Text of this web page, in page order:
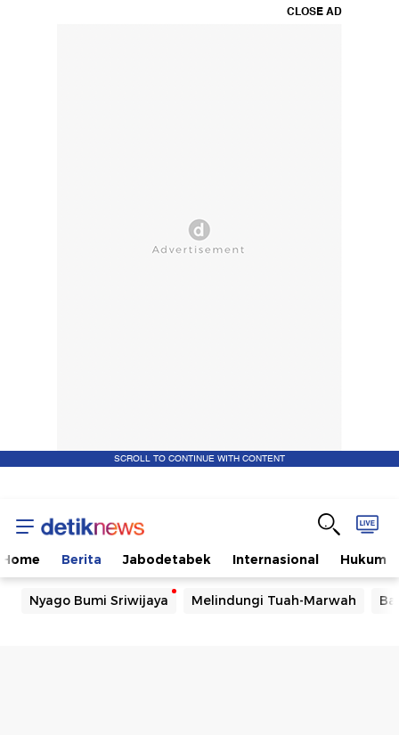
CLOSE AD
SCROLL TO CONTINUE WITH CONTENT
Home Berita Jabodetabek Internasional Hukum
Nyago Bumi Sriwijaya Melindungi Tuah-Marwah